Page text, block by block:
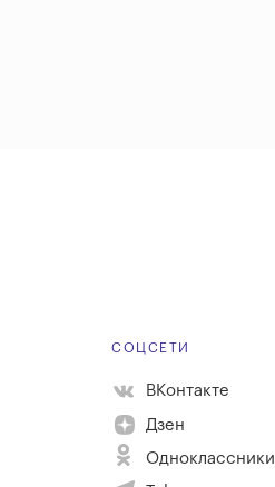
СОЦСЕТИ
ВКонтакте
Дзен
Одноклассники